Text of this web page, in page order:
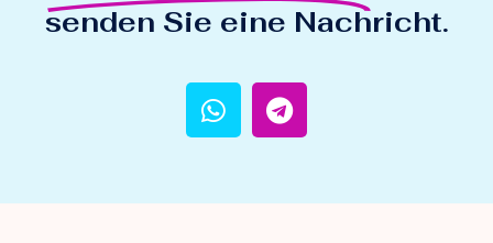
senden Sie eine Nachricht.